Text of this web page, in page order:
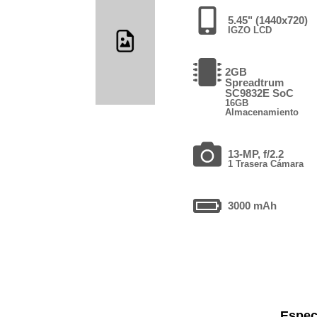
5.45" (1440x720)
IGZO LCD
2GB
Spreadtrum
SC9832E SoC
16GB
Almacenamiento
13-MP, f/2.2
1 Trasera Cámara
3000 mAh